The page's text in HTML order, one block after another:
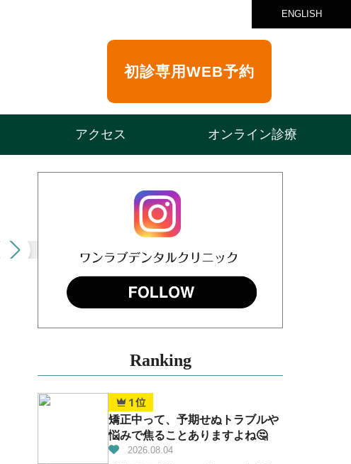
ENGLISH
初診専用WEB予約
アクセス オンライン診療
Ranking
矯正中って、予期せぬトラブルや
悩みで焦ることありますよね🤔
2026.08.04